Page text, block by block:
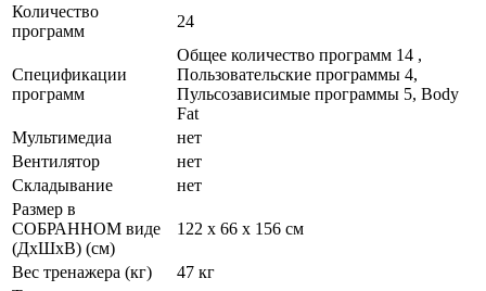
Количество
программ
24
Спецификации
программ
Общее количество программ 14 ,
Пользовательские программы 4,
Пульсозависимые программы 5, Body
Fat
Мультимедиа
нет
Вентилятор
нет
Складывание
нет
Размер в
СОБРАННОМ виде
(ДхШхВ) (см)
122 х 66 х 156 см
Вес тренажера (кг)
47 кг